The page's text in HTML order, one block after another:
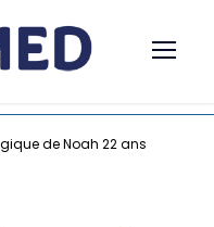
de Noah 22 ans